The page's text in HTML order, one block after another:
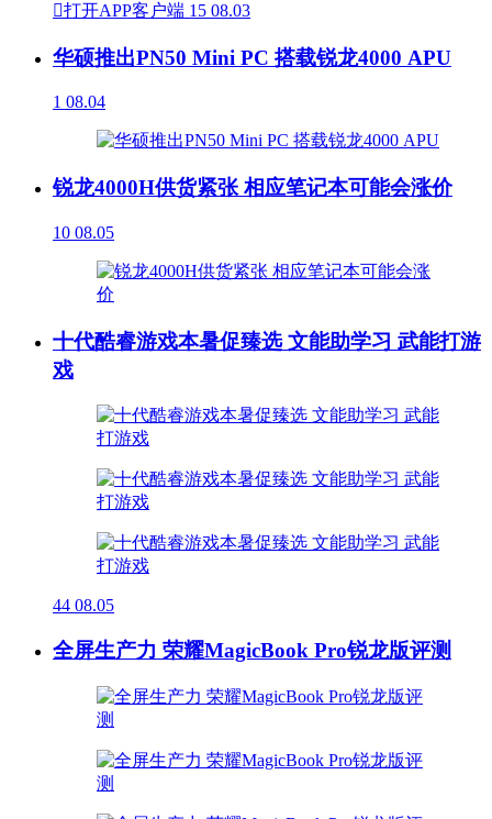
打开APP客户端 15 08.03
华硕推出PN50 Mini PC 搭载锐龙4000 APU
1 08.04
锐龙4000H供货紧张 相应笔记本可能会涨价
10 08.05
十代酷睿游戏本暑促臻选 文能助学习 武能打游
戏
44 08.05
全屏生产力 荣耀MagicBook Pro锐龙版评测